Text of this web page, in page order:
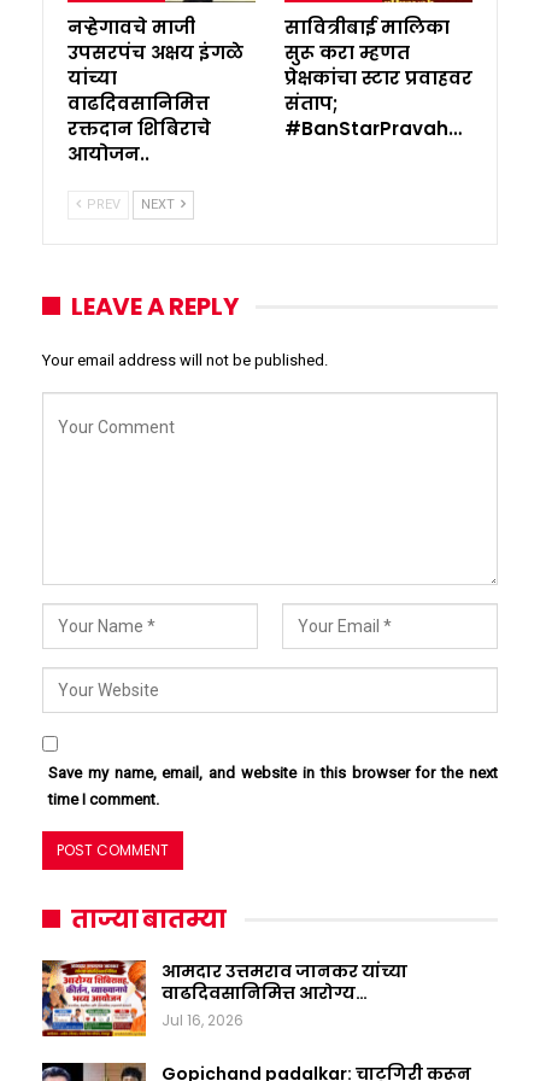
नऱ्हेगावचे माजी
उपसरपंच अक्षय इंगळे
यांच्या
वाढदिवसानिमित्त
रक्तदान शिबिराचे
आयोजन..
सावित्रीबाई मालिका
सुरू करा म्हणत
प्रेक्षकांचा स्टार प्रवाहवर
संताप;
#BanStarPravah…
PREV NEXT
LEAVE A REPLY
Your email address will not be published.
Save my name, email, and website in this browser for the next
time I comment.
ताज्या बातम्या
आमदार उत्तमराव जानकर यांच्या
वाढदिवसानिमित्त आरोग्य…
Jul 16, 2026
Gopichand padalkar: चाटूगिरी करून